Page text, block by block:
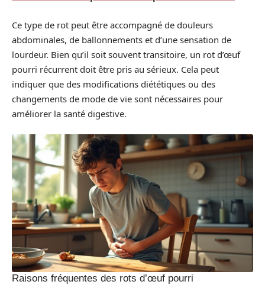
Ce type de rot peut être accompagné de douleurs
abdominales, de ballonnements et d’une sensation de
lourdeur. Bien qu’il soit souvent transitoire, un rot d’œuf
pourri récurrent doit être pris au sérieux. Cela peut
indiquer que des modifications diététiques ou des
changements de mode de vie sont nécessaires pour
améliorer la santé digestive.
Raisons fréquentes des rots d’œuf pourri